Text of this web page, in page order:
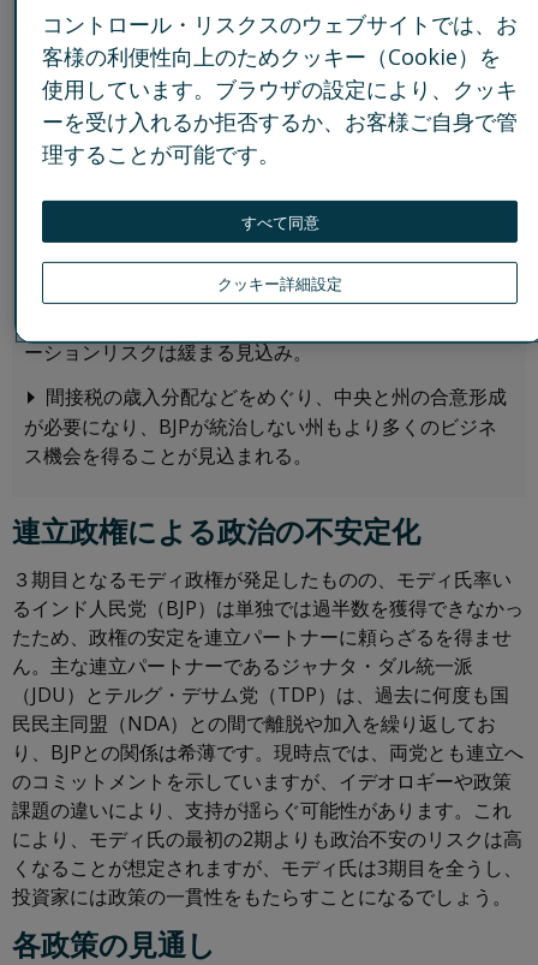
段階的な改革が新たに進む可能性もある。
前政権から引き続き、幅広い分野において経済政策が
推進される見込み。国内の製造、インフラ、再生可能エ
ネルギーの拡大を確実にするために、政府が外国投資を
積極的に誘致する可能性が高い。
と土地取得に関する大規模な構造改革への意志や能力の
欠如は事業運営にとって課題となる見込み。
連立維持の必要性により、議論が分かれる民法や市民
ーションリスクは緩まる見込み。
間接税の歳入分配などをめぐり、中央と州の合意形成
が必要になり、BJPが統治しない州もより多くのビジネ
ス機会を得ることが見込まれる。
連立政権による政治の不安定化
３期目となるモディ政権が発足したものの、モディ氏率い
るインド人民党（BJP）は単独では過半数を獲得できなかっ
たため、政権の安定を連立パートナーに頼らざるを得ませ
ん。主な連立パートナーであるジャナタ・ダル統一派
（JDU）とテルグ・デサム党（TDP）は、過去に何度も国
民民主同盟（NDA）との間で離脱や加入を繰り返してお
り、BJPとの関係は希薄です。現時点では、両党とも連立へ
のコミットメントを示していますが、イデオロギーや政策
課題の違いにより、支持が揺らぐ可能性があります。これ
により、モディ氏の最初の2期よりも政治不安のリスクは高
くなることが想定されますが、モディ氏は3期目を全うし、
投資家には政策の一貫性をもたらすことになるでしょう。
各政策の見通し
コントロール・リスクスのウェブサイトでは、お
客様の利便性向上のためクッキー（Cookie）を
使用しています。ブラウザの設定により、クッキ
ーを受け入れるか拒否するか、お客様ご自身で管
理することが可能です。
クッキー詳細設定
すべて同意